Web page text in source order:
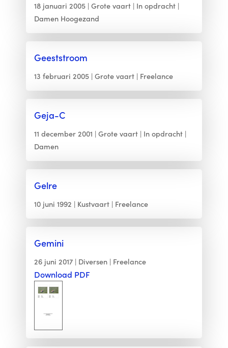
18 januari 2005 Grote vaart
In opdracht
Damen Hoogezand
Geeststroom
13 februari 2005 Grote vaart Freelance
Geja-C
11 december 2001 Grote vaart
In opdracht
Damen
Gelre
10 juni 1992 Kustvaart Freelance
Gemini
26 juni 2017 Diversen Freelance
Download PDF